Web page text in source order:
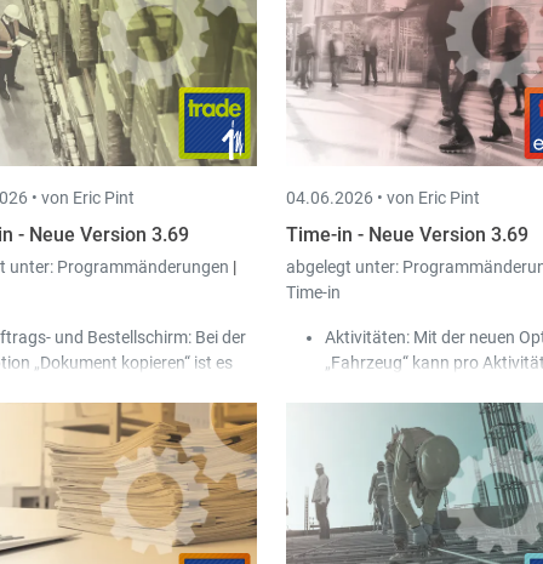
neue Option „Neue
pro Periode und
erstellen“ hinzugefügt.
In der Maske der Ein-
Ausgangsrechnungen
ein neuer Ausdruck
Liste der
hinzugefügt; die Liste
geöffnet, wenn bei
die Option der
• von Eric Pint
- Neue Version 3.69
unter: Programmänderungen |
und Bestellschirm: Bei der
„Dokument kopieren“ ist es
gleichzeitig für mehrere
Lieferanten zu kopieren, die
Benutzer über eine Auswahl
werden können.
04.06.2026 • von Eric Pint
Time-in - Neue Version 3.69
abgelegt unter:
Time-in
Aktivitäten: Mit der neuen
„Fahrzeug“ kann pro
(Arbeits-/Stempelzeiten) für
Benutzer erlaubt oder
ist.